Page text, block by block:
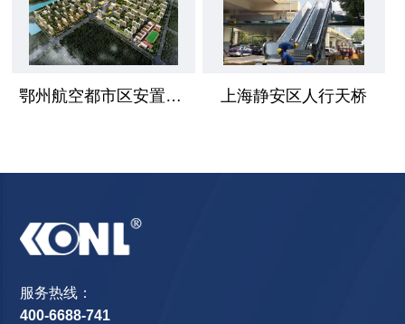
鄂州航空都市区安置小区 上海静安区人行天桥
服务热线：
400-6688-741